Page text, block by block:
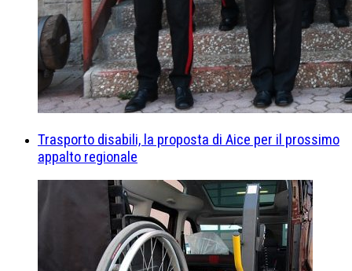
Trasporto disabili, la proposta di Aice per il prossimo
appalto regionale